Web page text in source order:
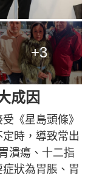
+3
成因
《星島頭條》
時，導致常出
潰瘍、十二指
狀為胃脹、胃